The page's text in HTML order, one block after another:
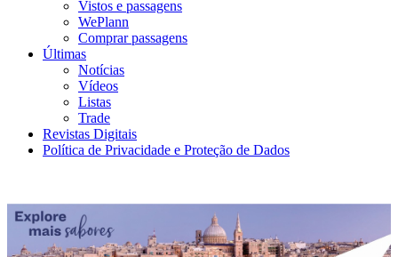
Vistos e passagens
WePlann
Comprar passagens
Últimas
Notícias
Vídeos
Listas
Trade
Revistas Digitais
Política de Privacidade e Proteção de Dados